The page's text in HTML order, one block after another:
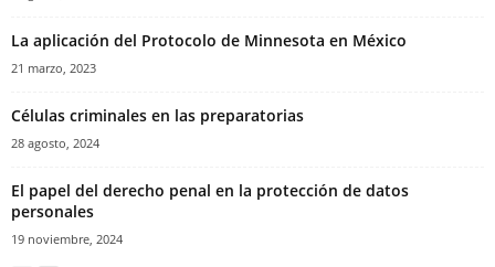
La aplicación del Protocolo de Minnesota en México
21 marzo, 2023
Células criminales en las preparatorias
28 agosto, 2024
El papel del derecho penal en la protección de datos
personales
19 noviembre, 2024